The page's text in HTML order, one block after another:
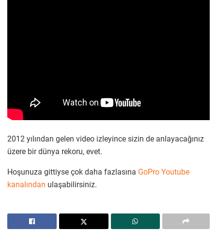
2012 yılından gelen video izleyince sizin de anlayacağınız
üzere bir dünya rekoru, evet.
Hoşunuza gittiyse çok daha fazlasına GoPro Youtube
kanalından ulaşabilirsiniz.